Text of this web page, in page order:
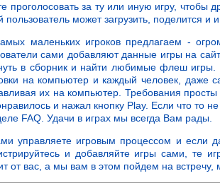
проголосовать за ту или иную игру, чтобы
может загрузить, поделится и
маленьких игроков предлагаем -
сами добавляют данные игры на
в сборник и найти любимые флеш
на компьютер и каждый человек, даже
их на компьютер. Требования
и нажал кнопку Play. Если что то
FAQ. Удачи в играх мы всегда Вам рады.
управляете игровым процессом и если
и добавляйте игры сами, те
от вас, а мы вам в этом пойдем на